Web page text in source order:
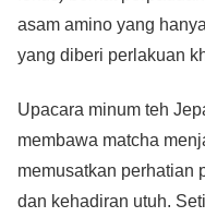
asam amino yang
yang diberi perlakuan
Upacara minum teh
membawa matcha
memusatkan perhatian
dan kehadiran utuh.